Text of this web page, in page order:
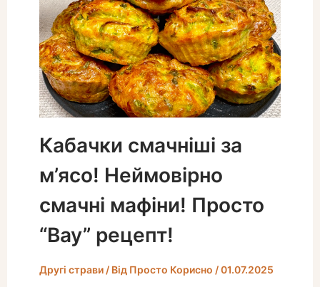
Кабачки смачніші за
м’ясо! Неймовірно
смачні мафіни! Просто
“Вау” рецепт!
Другі страви/ Від Просто Корисно /01.07.2025